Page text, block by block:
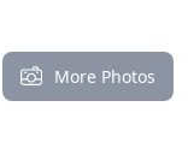
More Photos